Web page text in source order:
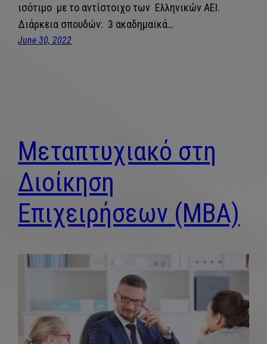
ισότιμο με το αντίστοιχο των Ελληνικών ΑΕΙ.
Διάρκεια σπουδών: 3 ακαδημαϊκά…
June 30, 2022
Μεταπτυχιακό στη
Διοίκηση
Επιχειρήσεων (MBA)